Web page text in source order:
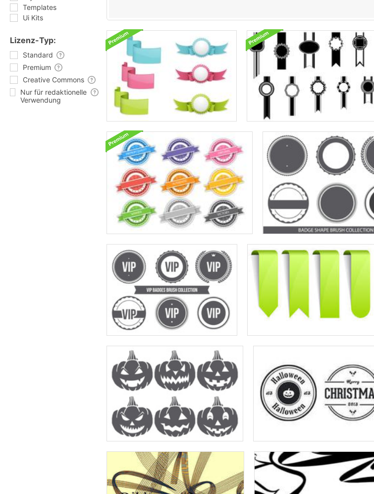
Templates
Ui Kits
Lizenz-Typ:
Standard
Premium
Creative Commons
Nur für redaktionelle
Verwendung